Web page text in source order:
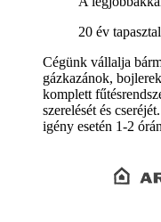
20 év
Cégünk vállalja
gázkazánok,
komplett
szerelését és
igény esetén 1-2